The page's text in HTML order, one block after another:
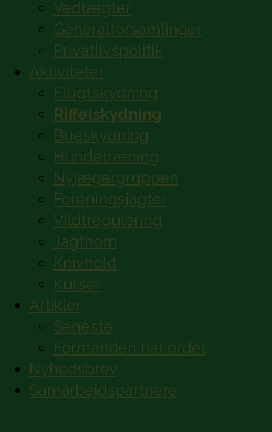
Vedtægter
Generalforsamlinger
Privatlivspolitik
Aktiviteter
Flugtskydning
Riffelskydning
Bueskydning
Hundetræning
Nyjægergruppen
Foreningsjagter
Vildtregulering
Jagthorn
Knivhold
Kurser
Artikler
Seneste
Formanden har ordet
Nyhedsbrev
Samarbejdspartnere